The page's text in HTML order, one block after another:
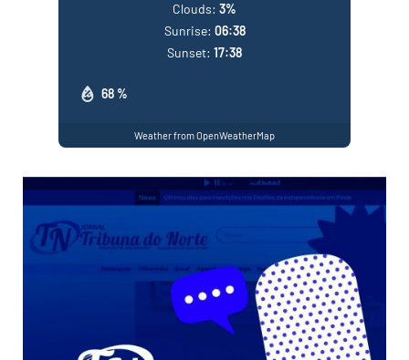
68 %
Clouds: 3%
Sunrise: 06:38
Sunset: 17:38
Weather from OpenWeatherMap